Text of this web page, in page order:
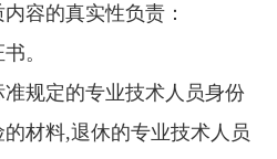
容的真实性负责：
。
规定的专业技术人员身份
材料,退休的专业技术人员